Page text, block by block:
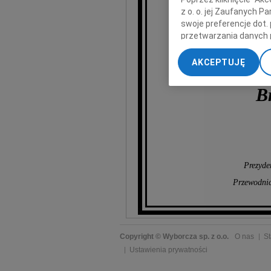
Copyright © Wyborcza sp. z o.o. O nas
Ustawienia prywatności
z o. o. jej Zaufanych
swoje preferencje dot.
przetwarzania danych
„Ustawienia
My, nasi Zaufani
dokładnych danych
Przechowywanie
treści, badnie
AKCEPTUJĘ